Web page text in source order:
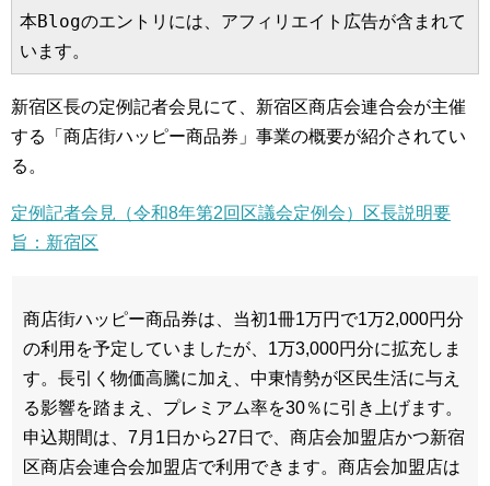
本Blogのエントリには、アフィリエイト広告が含まれて
います。
新宿区長の定例記者会見にて、新宿区商店会連合会が主催
する「商店街ハッピー商品券」事業の概要が紹介されてい
る。
定例記者会見（令和8年第2回区議会定例会）区長説明要
旨：新宿区
商店街ハッピー商品券は、当初1冊1万円で1万2,000円分
の利用を予定していましたが、1万3,000円分に拡充しま
す。長引く物価高騰に加え、中東情勢が区民生活に与え
る影響を踏まえ、プレミアム率を30％に引き上げます。
申込期間は、7月1日から27日で、商店会加盟店かつ新宿
区商店会連合会加盟店で利用できます。商店会加盟店は